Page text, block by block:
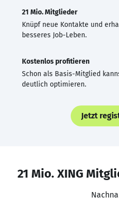
21 Mio. Mitglieder
Knüpf neue Kontakte und
besseres Job-Leben.
Kostenlos profitieren
Schon als Basis-Mitglied
deutlich optimieren.
Jetzt
21 Mio. XING